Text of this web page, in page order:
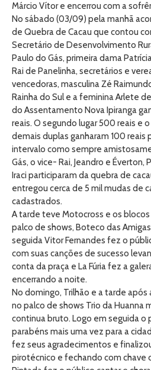
Márcio Vítor e encerrou com a
No sábado (03/09) pela manhã
de Quebra de Cacau que contou
Secretário de Desenvolvimento
Paulo do Gás, primeira dama
Rai de Panelinha, secretários e
vencedoras, masculina Zé
Rainha do Sul e a feminina Arlete
do Assentamento Nova Ipiranga
reais. O segundo lugar 500 reais e
demais duplas ganharam 100 reais
intervalo como sempre
Gás, o vice- Rai, Jeandro e Éverton,
Iraci participaram da quebra de
entregou cerca de 5 mil mudas de
cadastrados.
A tarde teve Motocross e os
palco de shows, Boteco das
seguida Vitor Fernandes fez o
com suas canções de sucesso
conta da praça e La Fúria fez a
encerrando a noite.
No domingo, Trilhão e a tarde
no palco de shows Trio da Huanna
continua bruto. Logo em seguida o
parabéns mais uma vez para a
fez seus agradecimentos e
pirotécnico e fechando com chave